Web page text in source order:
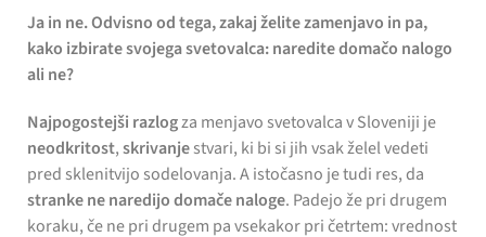
Ja in ne. Odvisno od tega, zakaj želite zamenjavo in pa,
kako izbirate svojega svetovalca: naredite domačo nalogo
ali ne?
Najpogostejši razlogza menjavo svetovalca v Sloveniji je
neodkritost,skrivanjestvari, ki bi si jih vsak želel vedeti
pred sklenitvijo sodelovanja. A istočasno je tudi res, da
stranke ne naredijo domače naloge. Padejo že pri drugem
koraku, če ne pri drugem pa vsekakor pri četrtem: vrednost